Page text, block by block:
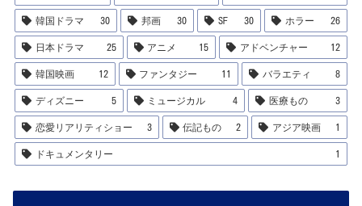
韓国ドラマ 30 邦画 30 SF 30 ホラー 26
日本ドラマ 25 アニメ 15 アドベンチャー 12
韓国映画 12 ファンタジー 11 バラエティ 8
ディズニー 5 ミュージカル 4 医療もの 3
恋愛リアリティショー 3 伝記もの 2 アジア映画 1
ドキュメンタリー 1